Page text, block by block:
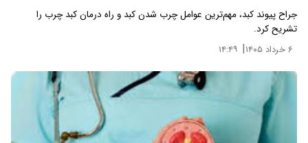
جراح پیوند کبد، مهم‌ترین عوامل چرب شدن کبد و راه درمان کبد چرب را
تشریح کرد.
۶ خرداد ۱۴۰۵ | ۱۴:۴۹